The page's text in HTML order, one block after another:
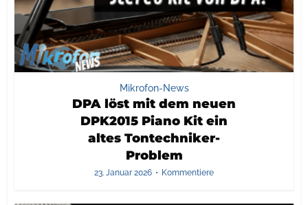
Mikrofon-News
DPA löst mit dem neuen
DPK2015 Piano Kit ein
altes Tontechniker-
Problem
23. Januar 2026 Kommentiere